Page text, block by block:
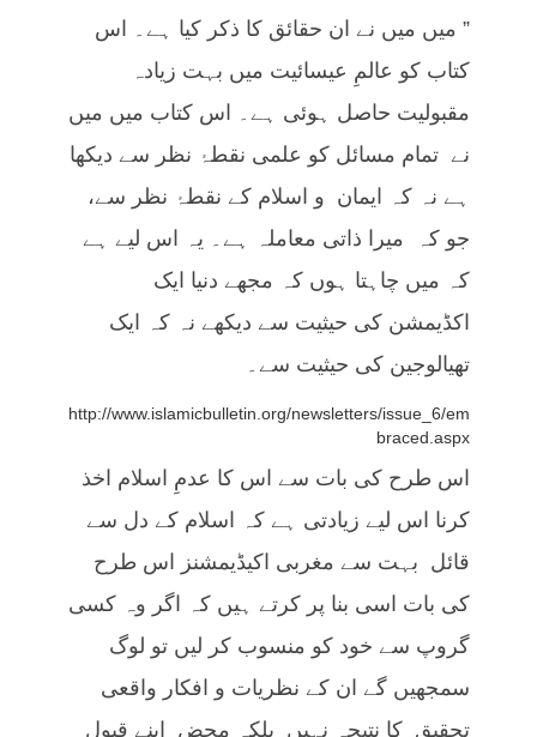
” میں میں نے ان حقائق کا ذکر کیا ہے۔ اس
کتاب کو عالمِ عیسائیت میں بہت زیادہ
مقبولیت حاصل ہوئی ہے۔ اس کتاب میں میں
نے تمام مسائل کو علمی نقطۂ نظر سے دیکھا
ہے نہ کہ ایمان و اسلام کے نقطۂ نظر سے،
جو کہ میرا ذاتی معاملہ ہے۔ یہ اس لیے ہے
کہ میں چاہتا ہوں کہ مجھے دنیا ایک
اکڈیمشن کی حیثیت سے دیکھے نہ کہ ایک
تھیالوجین کی حیثیت سے۔
http://www.islamicbulletin.org/newsletters/issue_6/em
braced.aspx
اس طرح کی بات سے اس کا عدمِ اسلام اخذ
کرنا اس لیے زیادتی ہے کہ اسلام کے دل سے
قائل بہت سے مغربی اکیڈیمشنز اس طرح
کی بات اسی بنا پر کرتے ہیں کہ اگر وہ کسی
گروپ سے خود کو منسوب کر لیں تو لوگ
سمجھیں گے ان کے نظریات و افکار واقعی
تحقیق کا نتیجہ نہیں بلکہ محض اپنے قبول